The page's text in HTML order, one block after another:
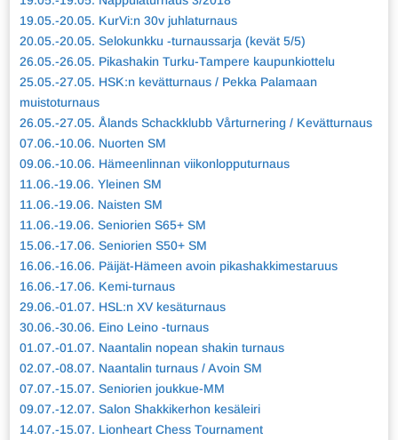
19.05.-20.05. KurVi:n 30v juhlaturnaus
20.05.-20.05. Selokunkku -turnaussarja (kevät 5/5)
26.05.-26.05. Pikashakin Turku-Tampere kaupunkiottelu
25.05.-27.05. HSK:n kevätturnaus / Pekka Palamaan
muistoturnaus
26.05.-27.05. Ålands Schackklubb Vårturnering / Kevätturnaus
07.06.-10.06. Nuorten SM
09.06.-10.06. Hämeenlinnan viikonlopputurnaus
11.06.-19.06. Yleinen SM
11.06.-19.06. Naisten SM
11.06.-19.06. Seniorien S65+ SM
15.06.-17.06. Seniorien S50+ SM
16.06.-16.06. Päijät-Hämeen avoin pikashakkimestaruus
16.06.-17.06. Kemi-turnaus
29.06.-01.07. HSL:n XV kesäturnaus
30.06.-30.06. Eino Leino -turnaus
01.07.-01.07. Naantalin nopean shakin turnaus
02.07.-08.07. Naantalin turnaus / Avoin SM
07.07.-15.07. Seniorien joukkue-MM
09.07.-12.07. Salon Shakkikerhon kesäleiri
14.07.-15.07. Lionheart Chess Tournament